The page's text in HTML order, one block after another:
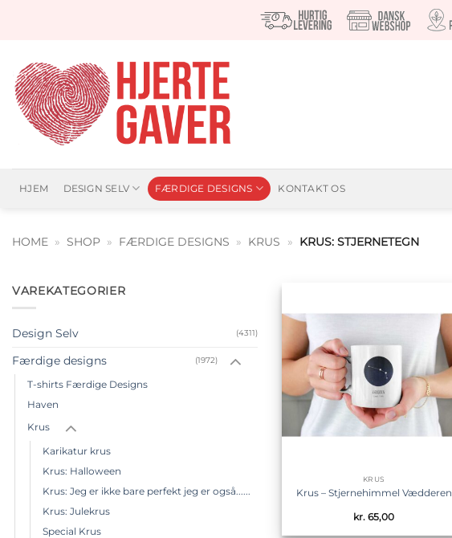
HJEM DESIGN SELV FÆRDIGE DESIGNS KONTAKT OS
HOME » SHOP » FÆRDIGE DESIGNS » KRUS » KRUS: STJERNETEGN
VAREKATEGORIER
Design Selv (4311)
Færdige designs (1972)
T-shirts Færdige Designs
Haven
Krus
Karikatur krus
Krus: Halloween
Krus: Jeg er ikke bare perfekt jeg er også......
Krus: Julekrus
Special Krus
Tilføj til
ønskeliste
KRUS
Krus – Stjernehimmel Vædderen
kr. 65,00